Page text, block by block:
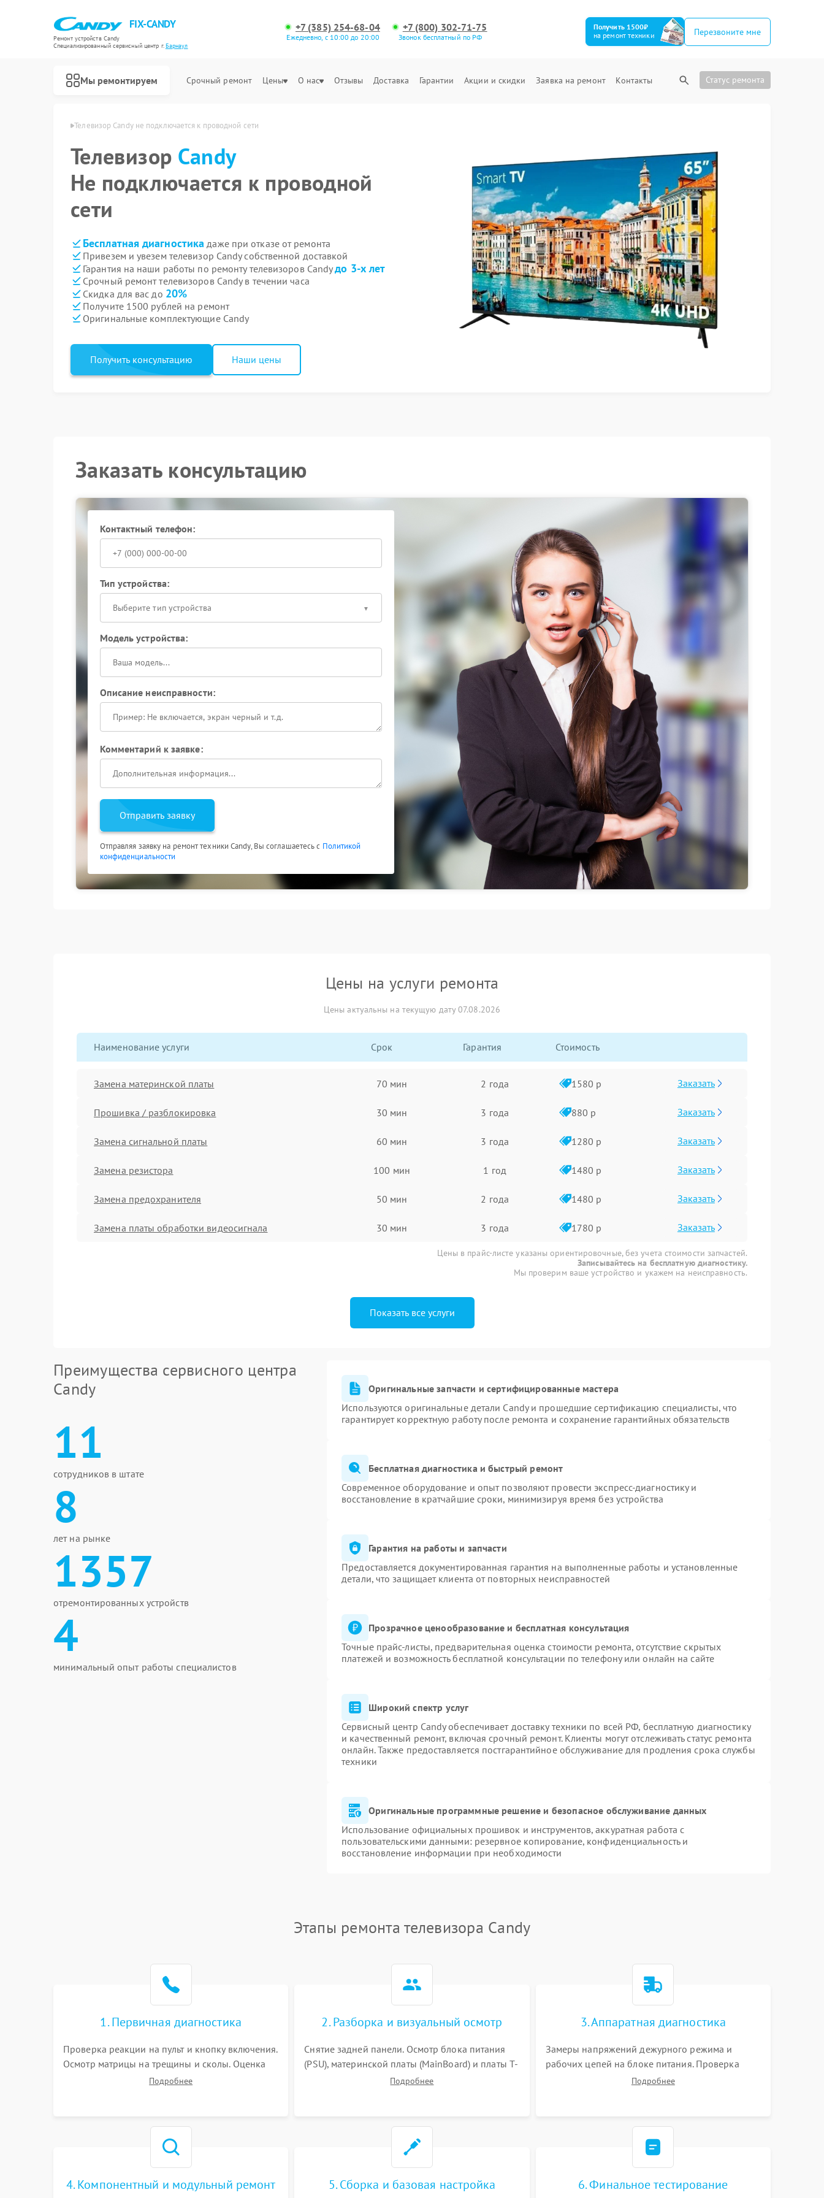
FIX-CANDY
Ремонт устройств Candy
Специализированный cервисный центр г.Барнаул
+7 (385) 254-68-04
Ежедневно, с 10:00 до 20:00
+7 (800) 302-71-75
Звонок бесплатный по РФ
Получить 1500₽
на ремонт техники
Перезвоните мне
Мы ремонтируем Срочный ремонт Цены О нас Отзывы Доставка Гарантии Акции и скидки Заявка на ремонт Контакты Статус ремонта
Candy в Барнауле Телевизор Candy не подключается к проводной сети
Телевизор Candy
Не подключается к проводной
сети
Бесплатная диагностика даже при отказе от ремонта
Привезем и увезем телевизор Candy собственной доставкой
Гарантия на наши работы по ремонту телевизоров Candyдо 3-х лет
Срочный ремонт телевизоров Candy в течении часа
Скидка для вас до 20%
Получите 1500 рублей на ремонт
Оригинальные комплектующие Candy
Получить консультацию Наши цены
Заказать консультацию
Контактный телефон:
Тип устройства:
Выберите тип устройства
Модель устройства:
Описание неисправности:
Комментарий к заявке:
Отправить заявку
Отправляя заявку на ремонт техники Candy, Вы соглашаетесь с Политикой
конфиденциальности
Цены на услуги ремонта
Цены актуальны на текущую дату 07.08.2026
Наименование услуги Срок Гарантия Стоимость
Замена материнской платы 70 мин 2 года 1580 р Заказать
Прошивка / разблокировка 30 мин 3 года 880 р Заказать
Замена сигнальной платы 60 мин 3 года 1280 р Заказать
Замена резистора 100 мин 1 год 1480 р Заказать
Замена предохранителя 50 мин 2 года 1480 р Заказать
Замена платы обработки видеосигнала 30 мин 3 года 1780 р Заказать
Цены в прайс-листе указаны ориентировочные, без учета стоимости запчастей.
Записывайтесь на бесплатную диагностику.
Мы проверим ваше устройство и укажем на неисправность.
Показать все услуги
Преимущества сервисного центра
Candy
11
сотрудников в штате
8
лет на рынке
1357
отремонтированных устройств
4
минимальный опыт работы специалистов
Оригинальные запчасти и сертифицированные мастера
Используются оригинальные детали Candy и прошедшие сертификацию специалисты, что
гарантирует корректную работу после ремонта и сохранение гарантийных обязательств
Бесплатная диагностика и быстрый ремонт
Современное оборудование и опыт позволяют провести экспресс-диагностику и
восстановление в кратчайшие сроки, минимизируя время без устройства
Гарантия на работы и запчасти
Предоставляется документированная гарантия на выполненные работы и установленные
детали, что защищает клиента от повторных неисправностей
Прозрачное ценообразование и бесплатная консультация
Точные прайс-листы, предварительная оценка стоимости ремонта, отсутствие скрытых
платежей и возможность бесплатной консультации по телефону или онлайн на сайте
Широкий спектр услуг
Сервисный центр Candy обеспечивает доставку техники по всей РФ, бесплатную диагностику
и качественный ремонт, включая срочный ремонт. Клиенты могут отслеживать статус ремонта
онлайн. Также предоставляется постгарантийное обслуживание для продления срока службы
техники
Оригинальные программные решение и безопасное обслуживание данных
Использование официальных прошивок и инструментов, аккуратная работа с
пользовательскими данными: резервное копирование, конфиденциальность и
восстановление информации при необходимости
Этапы ремонта телевизора Candy
1. Первичная диагностика
Проверка реакции на пульт и кнопку включения.
Осмотр матрицы на трещины и сколы. Оценка
звука, наличия подсветки и индикаторов
Подробнее
2. Разборка и визуальный осмотр
Снятие задней панели. Осмотр блока питания
(PSU), материнской платы (MainBoard) и платы T-
Con на вздутые конденсаторы, прогары,
Подробнее
3. Аппаратная диагностика
Замеры напряжений дежурного режима и
рабочих цепей на блоке питания. Проверка
видеосигналов на плате T-Con с помощью
Подробнее
4. Компонентный и модульный ремонт 5. Сборка и базовая настройка 6. Финальное тестирование